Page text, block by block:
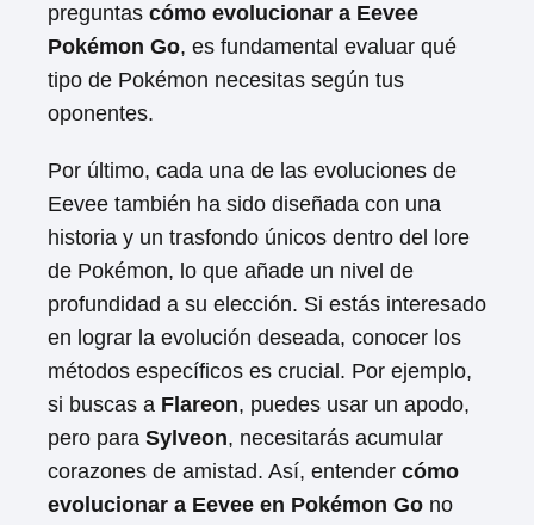
preguntas cómo evolucionar a Eevee
Pokémon Go, es fundamental evaluar qué
tipo de Pokémon necesitas según tus
oponentes.
Por último, cada una de las evoluciones de
Eevee también ha sido diseñada con una
historia y un trasfondo únicos dentro del lore
de Pokémon, lo que añade un nivel de
profundidad a su elección. Si estás interesado
en lograr la evolución deseada, conocer los
métodos específicos es crucial. Por ejemplo,
si buscas a Flareon, puedes usar un apodo,
pero para Sylveon, necesitarás acumular
corazones de amistad. Así, entender cómo
evolucionar a Eevee en Pokémon Go no